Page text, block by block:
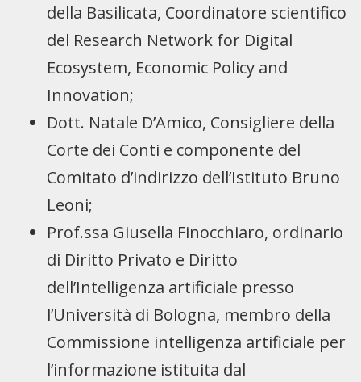
della Basilicata, Coordinatore scientifico
del Research Network for Digital
Ecosystem, Economic Policy and
Innovation;
Dott. Natale D’Amico, Consigliere della
Corte dei Conti e componente del
Comitato d’indirizzo dell’Istituto Bruno
Leoni;
Prof.ssa Giusella Finocchiaro, ordinario
di Diritto Privato e Diritto
dell’Intelligenza artificiale presso
l’Università di Bologna, membro della
Commissione intelligenza artificiale per
l’informazione istituita dal